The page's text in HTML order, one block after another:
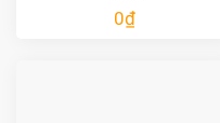
0₫